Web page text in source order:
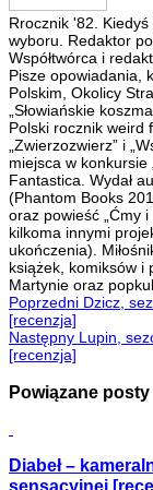
Rrocznik '82.
wyboru. Redaktor
Współtwórca i
Pisze opowiadania,
Polskim, Okolicy
„Słowiańskie
Polski rocznik weird
„Zwierzozwierz” i
miejsca w konkursie
Fantastica. Wydał
(Phantom Books
oraz powieść „Ćmy
kilkoma innymi
ukończenia).
książek, komiksów i
Martynie oraz
Poprzedni Dzicz,
[recenzja]
Następny Lupin,
[recenzja]
Powiązane posty
Diabeł –
sensacyjnej